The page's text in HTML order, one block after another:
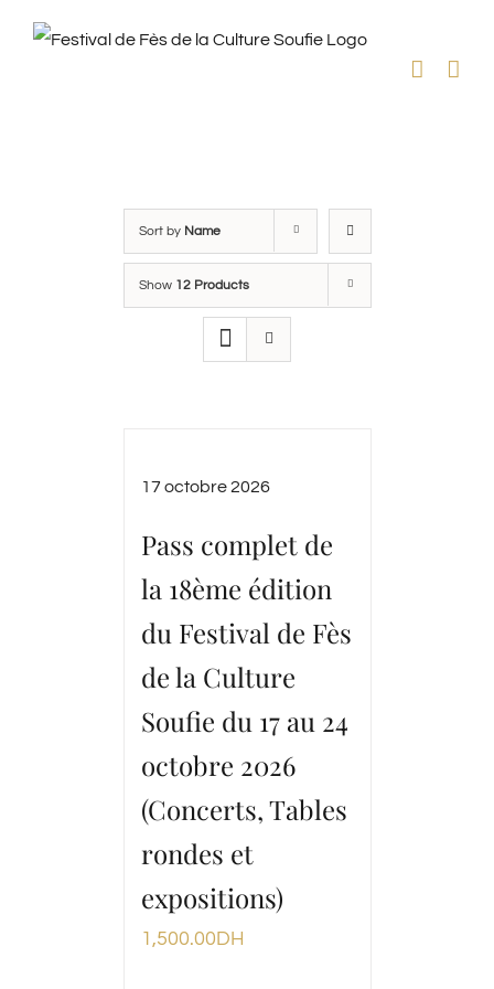
Sort by Name
Show 12 Products
17 octobre 2026
Pass complet de
la 18ème édition
du Festival de Fès
de la Culture
Soufie du 17 au 24
octobre 2026
(Concerts, Tables
rondes et
expositions)
1,500.00DH